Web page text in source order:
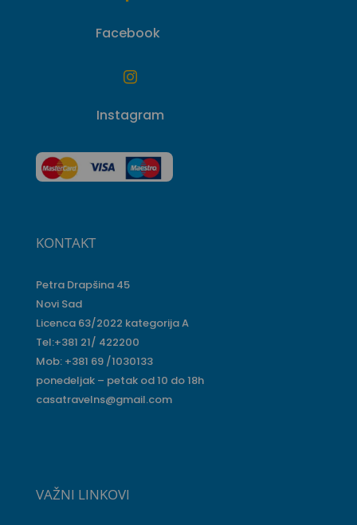
Facebook

Instagram
KONTAKT
Petra Drapšina 45
Novi Sad
Licenca 63/2022 kategorija A
Tel:+381 21/ 422200
Mob: +381 69 /1030133
ponedeljak – petak od 10 do 18h
casatravelns@gmail.com
VAŽNI LINKOVI